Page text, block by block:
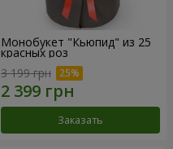
Монобукет "Кьюпид" из 25
красных роз
3 199 грн
Заказать